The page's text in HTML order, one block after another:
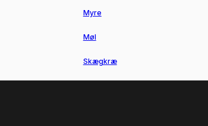
Myre
Møl
Skægkræ